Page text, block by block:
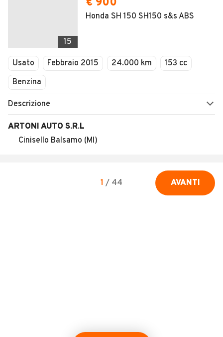
15
€ 900
Honda SH 150 SH150 s&s ABS
Usato Febbraio 2015 24.000 km
153 cc
Benzina
Descrizione
ARTONI AUTO S.R.L
Cinisello Balsamo (MI)
1 / 44 AVANTI